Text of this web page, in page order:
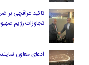
تاکید عراقچی بر
تجاوزات رژیم
ادعای معاون